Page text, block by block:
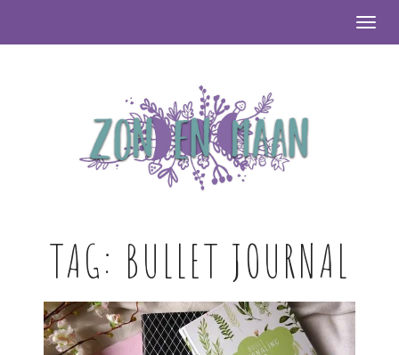
TAG: BULLET JOURNAL